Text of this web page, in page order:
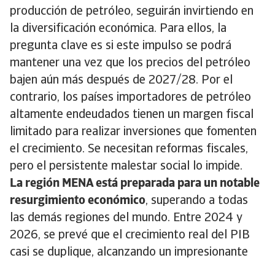
producción de petróleo, seguirán invirtiendo en
la diversificación económica. Para ellos, la
pregunta clave es si este impulso se podrá
mantener una vez que los precios del petróleo
bajen aún más después de 2027/28. Por el
contrario, los países importadores de petróleo
altamente endeudados tienen un margen fiscal
limitado para realizar inversiones que fomenten
el crecimiento. Se necesitan reformas fiscales,
pero el persistente malestar social lo impide.
La región MENA está preparada para un notable
resurgimiento económico, superando a todas
las demás regiones del mundo. Entre 2024 y
2026, se prevé que el crecimiento real del PIB
casi se duplique, alcanzando un impresionante